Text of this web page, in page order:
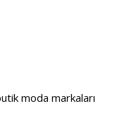
moda markaları